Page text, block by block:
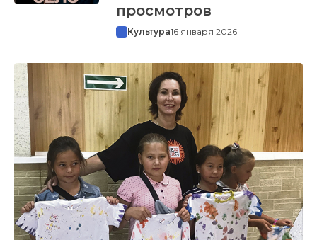
просмотров
Культура16 января 2026